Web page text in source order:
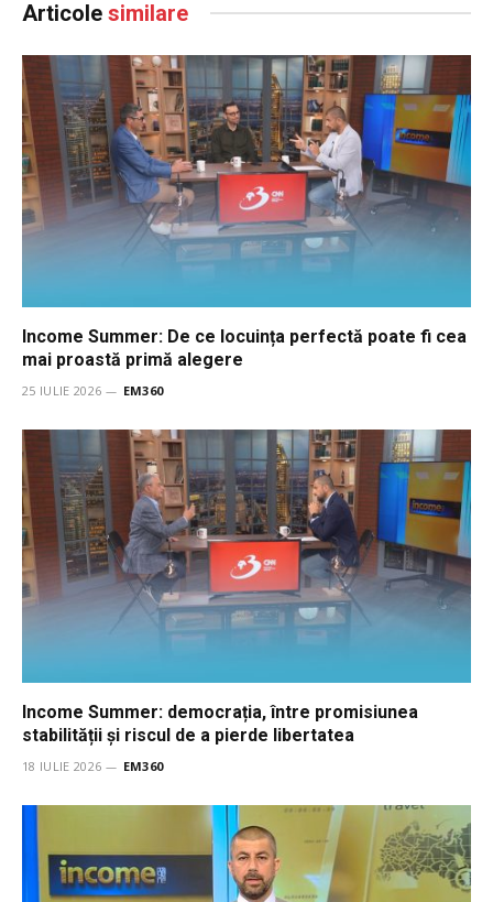
Articole similare
Income Summer: De ce locuința perfectă poate fi cea
mai proastă primă alegere
25 IULIE 2026 EM360
Income Summer: democrația, între promisiunea
stabilității și riscul de a pierde libertatea
18 IULIE 2026 EM360